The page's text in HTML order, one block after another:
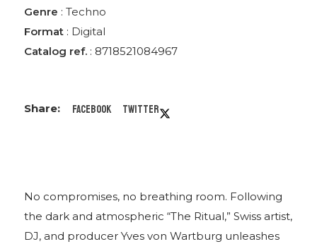
No compromises, no breathing room. Following
the dark and atmospheric “The Ritual,” Swiss artist,
DJ, and producer Yves von Wartburg unleashes
Genre :Techno
Format : Digital
Catalog ref. : 8718521084967
Facebook Twitter